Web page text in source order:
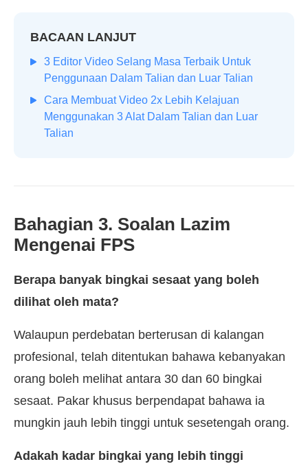
BACAAN LANJUT
3 Editor Video Selang Masa Terbaik Untuk
Penggunaan Dalam Talian dan Luar Talian
Cara Membuat Video 2x Lebih Kelajuan
Menggunakan 3 Alat Dalam Talian dan Luar
Talian
Bahagian 3. Soalan Lazim
Mengenai FPS
Berapa banyak bingkai sesaat yang boleh
dilihat oleh mata?
Walaupun perdebatan berterusan di kalangan
profesional, telah ditentukan bahawa kebanyakan
orang boleh melihat antara 30 dan 60 bingkai
sesaat. Pakar khusus berpendapat bahawa ia
mungkin jauh lebih tinggi untuk sesetengah orang.
Adakah kadar bingkai yang lebih tinggi